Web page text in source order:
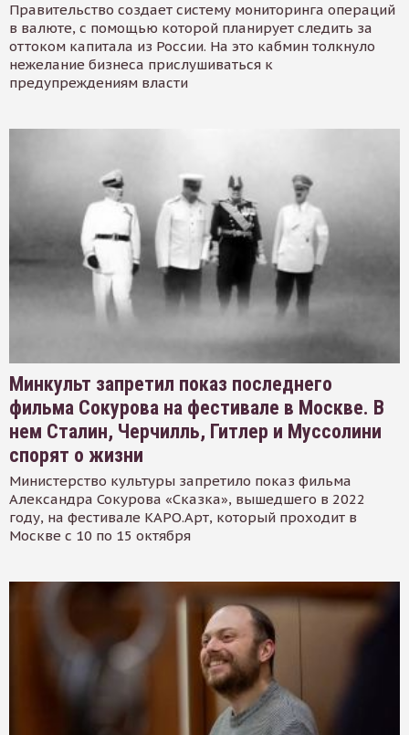
Правительство создает систему мониторинга операций
в валюте, с помощью которой планирует следить за
оттоком капитала из России. На это кабмин толкнуло
нежелание бизнеса прислушиваться к
предупреждениям власти
Минкульт запретил показ последнего
фильма Сокурова на фестивале в Москве. В
нем Сталин, Черчилль, Гитлер и Муссолини
спорят о жизни
Министерство культуры запретило показ фильма
Александра Сокурова «Сказка», вышедшего в 2022
году, на фестивале КАРО.Арт, который проходит в
Москве с 10 по 15 октября